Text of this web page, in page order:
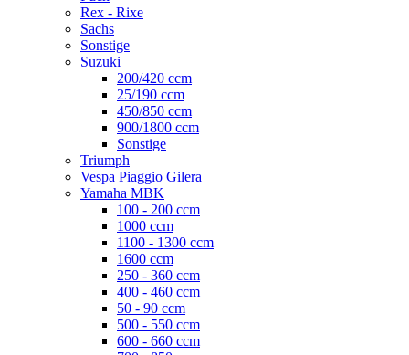
Rex - Rixe
Sachs
Sonstige
Suzuki
200/420 ccm
25/190 ccm
450/850 ccm
900/1800 ccm
Sonstige
Triumph
Vespa Piaggio Gilera
Yamaha MBK
100 - 200 ccm
1000 ccm
1100 - 1300 ccm
1600 ccm
250 - 360 ccm
400 - 460 ccm
50 - 90 ccm
500 - 550 ccm
600 - 660 ccm